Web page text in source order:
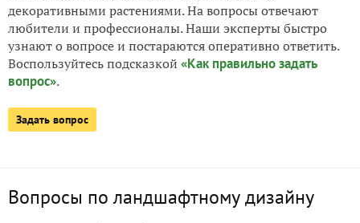
декоративными растениями. На вопросы отвечают
любители и профессионалы. Наши эксперты быстро
узнают о вопросе и постараются оперативно ответить.
Воспользуйтесь подсказкой «Как правильно задать
вопрос».
Задать вопрос
поступили на сайт — отвечайте в комментариях к ним,
Вопросы по ландшафтному дизайну